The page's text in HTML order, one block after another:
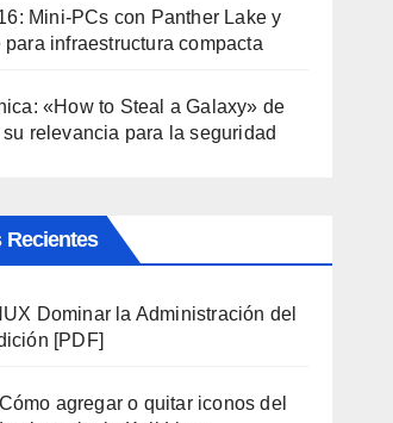
Mini-PCs con Panther Lake y
infraestructura compacta
«How to Steal a Galaxy» de
relevancia para la seguridad
Recientes
Dominar la Administración del
[PDF]
Cómo agregar o quitar iconos del